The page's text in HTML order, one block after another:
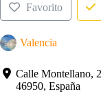
Favorito
Valencia
Calle Montellano,
46950, España